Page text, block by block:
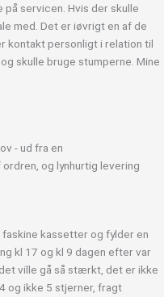
servicen. Hvis der skulle
med. Det er iøvrigt en af de
kontakt personligt i relation til
skulle bruge stumperne. Mine
- ud fra en
og lynhurtig levering
kassetter og fylder en
kl 17 og kl 9 dagen efter var
ville gå så stærkt, det er ikke
og ikke 5 stjerner, fragt